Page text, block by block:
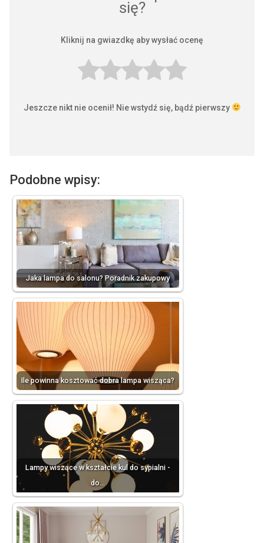
się?
Kliknij na gwiazdkę aby wysłać ocenę
Jeszcze nikt nie ocenił! Nie wstydź się, bądź pierwszy
Podobne wpisy:
Jaka lampa do salonu? Poradnik zakupowy
Ile powinna kosztować dobra lampa wisząca?
Lampy wiszące w kształcie kul do sypialni -
do…